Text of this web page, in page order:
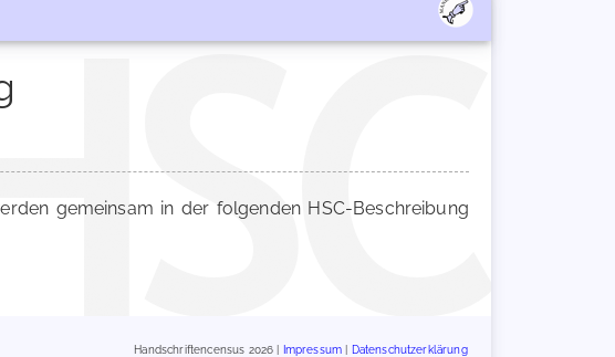
gemeinsam in der folgenden HSC-Beschreibung
Handschriftencensus 2026 | Impressum Datenschutzerklärung